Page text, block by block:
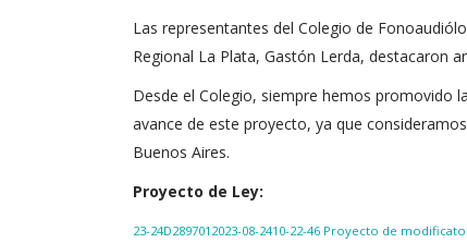
Las representantes del Colegio de
Regional La Plata, Gastón Lerda, destacaron
Desde el Colegio, siempre hemos promovido
avance de este proyecto, ya que
Buenos Aires.
Proyecto de Ley:
23-24D2897012023-08-2410-22-46 Proyecto de